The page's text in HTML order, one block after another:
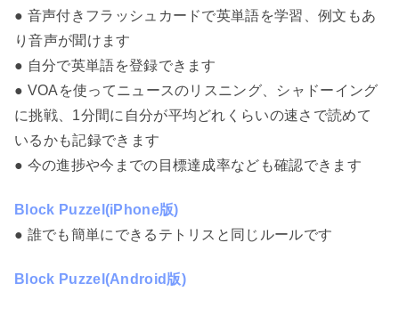
● 音声付きフラッシュカードで英単語を学習、例文もあ
り音声が聞けます
● 自分で英単語を登録できます
● VOAを使ってニュースのリスニング、シャドーイング
に挑戦、1分間に自分が平均どれくらいの速さで読めて
いるかも記録できます
● 今の進捗や今までの目標達成率なども確認できます
Block Puzzel(iPhone版)
● 誰でも簡単にできるテトリスと同じルールです
Block Puzzel(Android版)